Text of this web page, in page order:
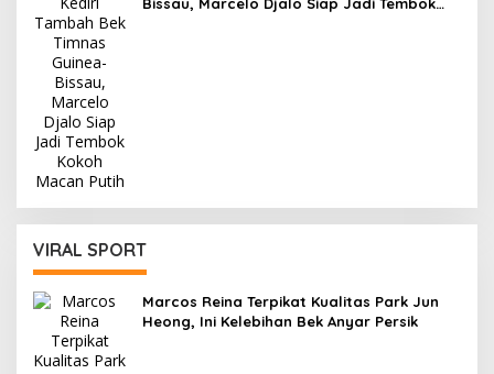
VIRAL SPORT
Marcos Reina Terpikat Kualitas Park Jun
Heong, Ini Kelebihan Bek Anyar Persik